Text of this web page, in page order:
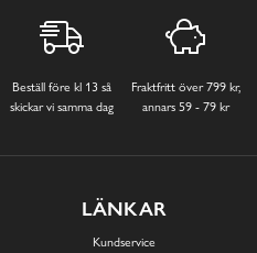
Beställ före kl 13 så
skickar vi samma dag
Fraktfritt över 799 kr,
annars 59 - 79 kr
LÄNKAR
Kundservice